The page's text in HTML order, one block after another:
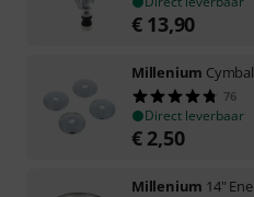
€ 13,90
Millenium
76
Direct leverbaar
€ 2,50
Millenium 14"